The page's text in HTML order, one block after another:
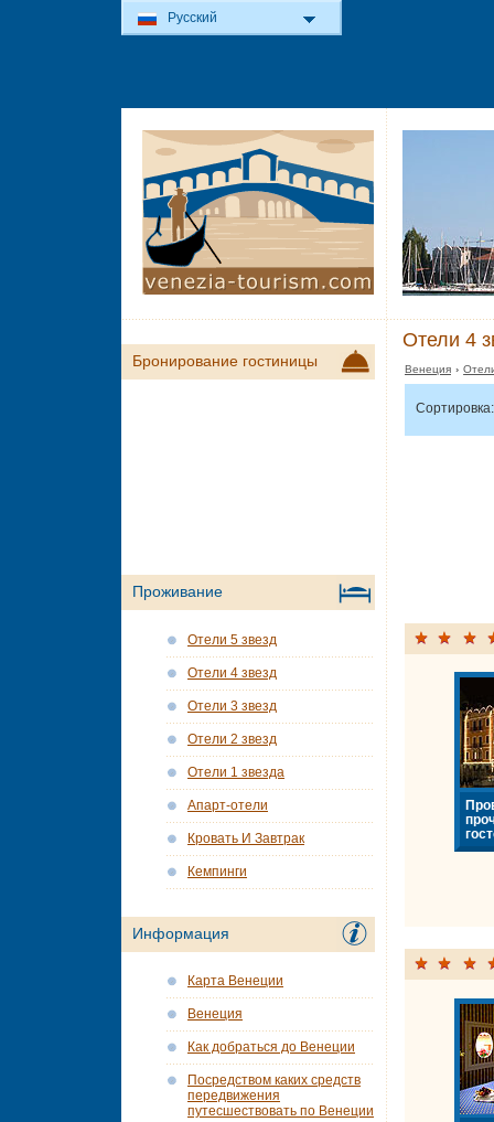
Отели 4
Венеция ›
Сортировка:
Бронирование гостиницы
Проживание
Отели 5 звезд
Отели 4 звезд
Отели 3 звезд
Отели 2 звезд
Отели 1 звезда
Апарт-отели
Кровать И Завтрак
Кемпинги
Информация
Карта Венеции
Венеция
Как добраться до Венеции
Посредством каких средств
передвижения
путесшествовать по Венеции
Русский